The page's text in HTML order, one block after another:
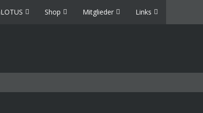
Shop Mitglieder Links